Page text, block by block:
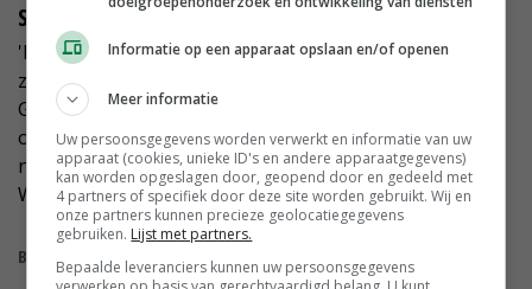
Stroomversnelling
'De provincie dreigde toen de regie over te nemen,
zoals ook is gebeurd in Overijssel bij Twence.
Gemeente Oude IJsselstreek heeft ons daarna
overigens goed gefaciliteerd en geeft de steun die
nodig is. Het plan komt nu in een stroomversnelling.
We kunnen eindelijk echt aan de slag.'
Bekijk meer over:
Informatie op een apparaat opslaan en/of openen
Meer informatie
Uw persoonsgegevens worden verwerkt en informatie van uw
apparaat (cookies, unieke ID's en andere apparaatgegevens)
kan worden opgeslagen door, geopend door en gedeeld met
4 partners of specifiek door deze site worden gebruikt. Wij en
onze partners kunnen precieze geolocatiegegevens
gebruiken. Lijst met partners.
Bepaalde leveranciers kunnen uw persoonsgegevens